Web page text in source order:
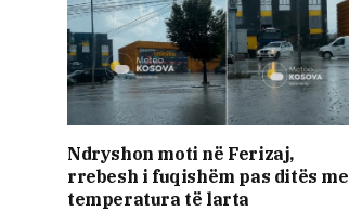
Ndryshon moti në Ferizaj,
rrebesh i fuqishëm pas ditës me
temperatura të larta